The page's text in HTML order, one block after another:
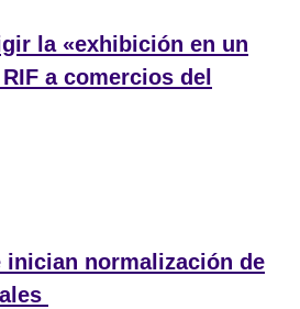
la «exhibición en un
a comercios del
inician normalización de